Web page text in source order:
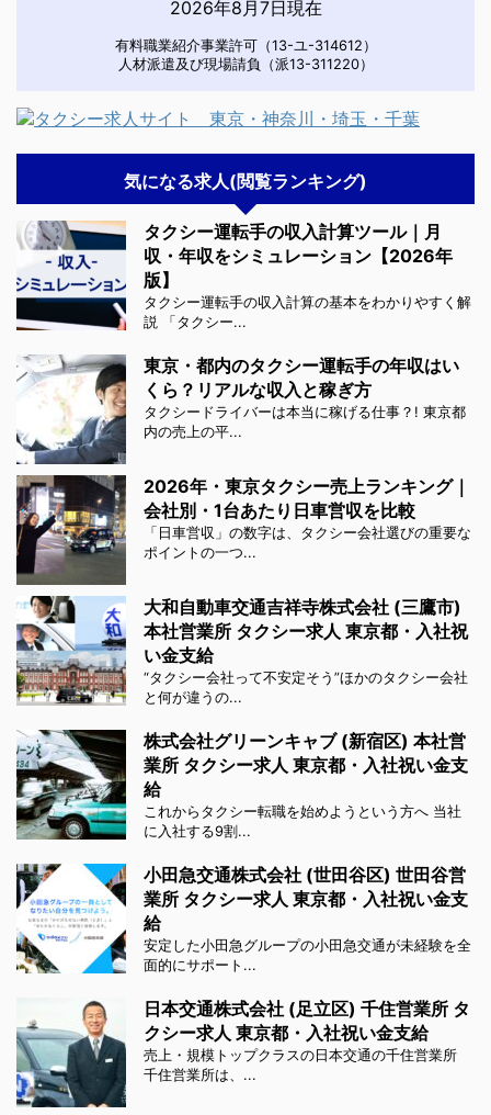
2026年8月7日現在
有料職業紹介事業許可（13-ユ-314612）
人材派遣及び現場請負（派13-311220）
気になる求人(閲覧ランキング)
タクシー運転手の収入計算ツール｜月
収・年収をシミュレーション【2026年
版】
タクシー運転手の収入計算の基本をわかりやすく解
説 「タクシー...
東京・都内のタクシー運転手の年収はい
くら？リアルな収入と稼ぎ方
タクシードライバーは本当に稼げる仕事？! 東京都
内の売上の平...
2026年・東京タクシー売上ランキング｜
会社別・1台あたり日車営収を比較
「日車営収」の数字は、タクシー会社選びの重要な
ポイントの一つ...
大和自動車交通吉祥寺株式会社 (三鷹市)
本社営業所 タクシー求人 東京都・入社祝
い金支給
“タクシー会社って不安定そう”ほかのタクシー会社
と何が違うの...
株式会社グリーンキャブ (新宿区) 本社営
業所 タクシー求人 東京都・入社祝い金支
給
これからタクシー転職を始めようという方へ 当社
に入社する9割...
小田急交通株式会社 (世田谷区) 世田谷営
業所 タクシー求人 東京都・入社祝い金支
給
安定した小田急グループの小田急交通が未経験を全
面的にサポート...
日本交通株式会社 (足立区) 千住営業所 タ
クシー求人 東京都・入社祝い金支給
売上・規模トップクラスの日本交通の千住営業所
千住営業所は、...